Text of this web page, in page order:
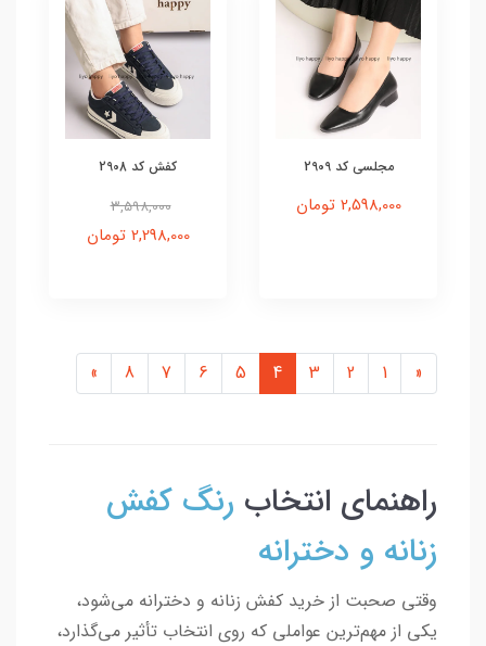
مجلسی کد 2909
2,598,000 تومان
کفش کد 2908
3,598,000
2,298,000 تومان
«
1
2
3
4
5
6
7
8
»
راهنمای انتخاب رنگ کفش
زنانه و دخترانه
وقتی صحبت از خرید کفش زنانه و دخترانه می‌شود،
یکی از مهم‌ترین عواملی که روی انتخاب تأثیر می‌گذارد،